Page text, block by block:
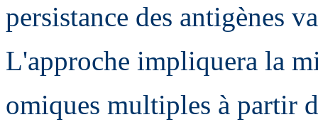
persistance des antigènes
L'approche impliquera la
omiques multiples à partir